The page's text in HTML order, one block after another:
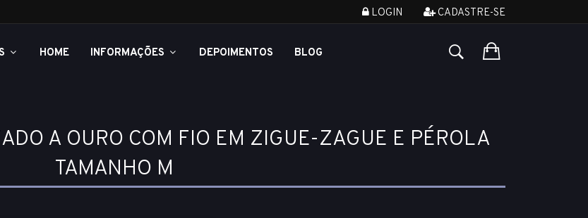
LOGIN CADASTRE-SE
HOME INFORMAÇÕES DEPOIMENTOS BLOG
A OURO COM FIO EM ZIGUE-ZAGUE E PÉROLA
TAMANHO M